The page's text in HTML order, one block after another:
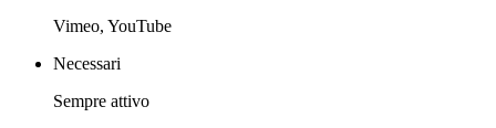
Vimeo, YouTube
Necessari
Sempre attivo